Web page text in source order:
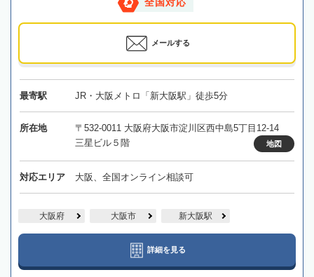
全国対応
メールする
最寄駅 JR・大阪メトロ「新大阪駅」徒歩5分
所在地
〒532-0011 大阪府大阪市淀川区西中島5丁目12-14
三星ビル５階
地図
対応エリア 大阪、全国オンライン相談可
大阪府 大阪市 新大阪駅
詳細を見る